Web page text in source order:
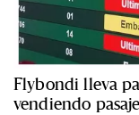
Flybondi lleva
vendiendo